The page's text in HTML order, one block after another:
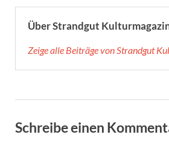
Über Strandgut
Zeige alle Beiträge von Strandgut
Schreibe einen